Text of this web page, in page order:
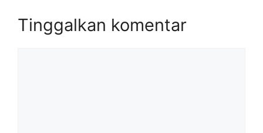
Tinggalkan komentar